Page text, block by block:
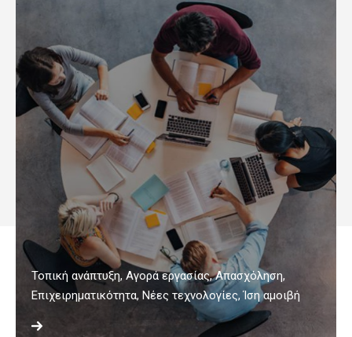
Τοπική ανάπτυξη, Αγορά εργασίας, Απασχόληση,
Επιχειρηματικότητα, Νέες τεχνολογίες, Ίση αμοιβή